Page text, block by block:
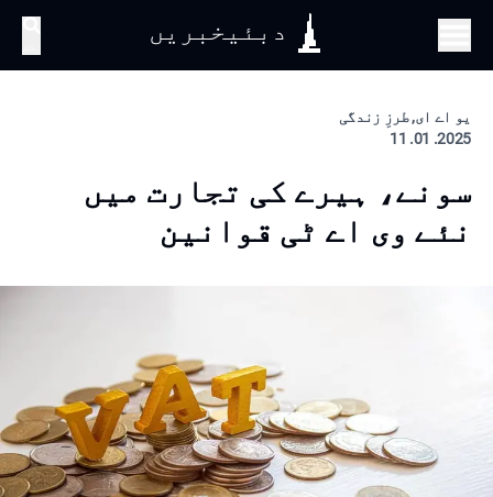
دبئیخبریں
یو اے ای, طرزِ زندگی
2025. 01. 11
سونے، ہیرے کی تجارت میں
نئے وی اے ٹی قوانین